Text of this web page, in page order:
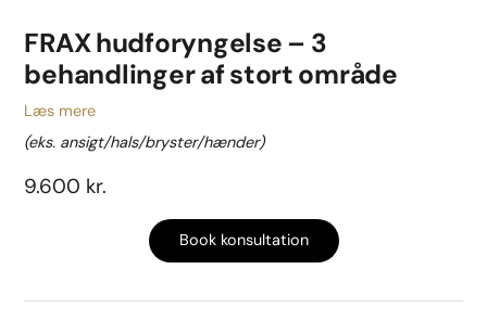
FRAX hudforyngelse – 3
behandlinger af stort område
Læs mere
(eks. ansigt/hals/bryster/hænder)
9.600 kr.
Book konsultation